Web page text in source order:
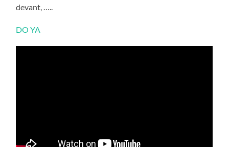
devant, …..
DO YA